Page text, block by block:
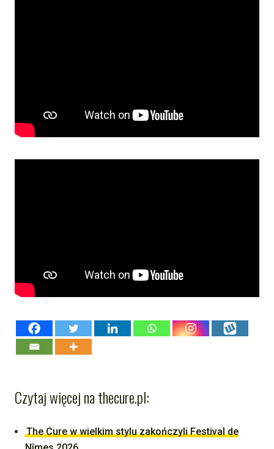
Czytaj więcej na thecure.pl:
The Cure w wielkim stylu zakończyli Festival de